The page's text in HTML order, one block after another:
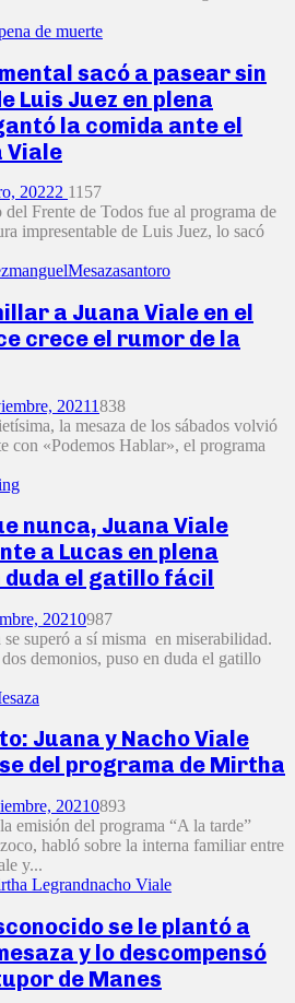
de muerte
sacó a pasear sin
Luis Juez en plena
la comida ante el
Viale
20222 1157
Frente de Todos fue al programa de
impresentable de Luis Juez, lo sacó
manguelMesazasantoro
a Juana Viale en el
crece el rumor de la
20211838
la mesaza de los sábados volvió
con «Podemos Hablar», el programa
nunca, Juana Viale
a Lucas en plena
duda el gatillo fácil
20210987
superó a sí misma en miserabilidad.
demonios, puso en duda el gatillo
Juana y Nacho Viale
del programa de Mirtha
20210893
emisión del programa “A la tarde”
habló sobre la interna familiar entre
y...
Legrandnacho Viale
se le plantó a
y lo descompensó
de Manes